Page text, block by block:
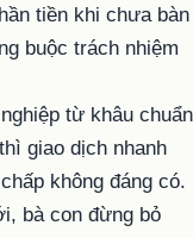
tiền khi chưa bàn
buộc trách nhiệm
từ khâu chuẩn
giao dịch nhanh
không đáng có.
bà con đừng bỏ